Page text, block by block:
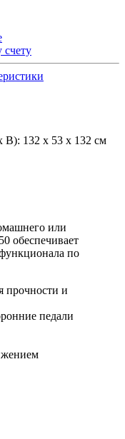
счету
В): 132 х 53 х 132 см
или
обеспечивает
по
прочности и
педали